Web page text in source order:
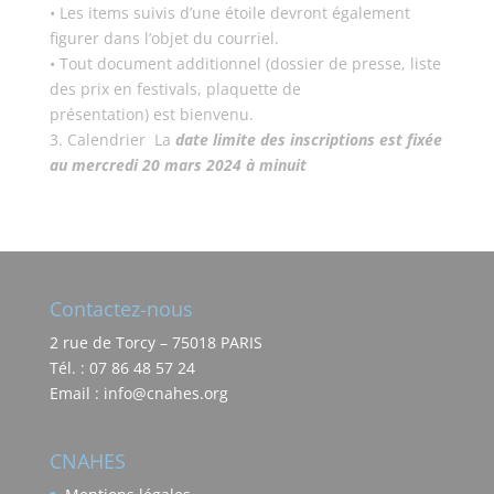
• Les items suivis d’une étoile devront également
figurer dans l’objet du courriel.
• Tout document additionnel (dossier de presse, liste
des prix en festivals, plaquette de
présentation) est bienvenu.
3. Calendrier La date limite des inscriptions est fixée
au mercredi 20 mars 2024 à minuit
Contactez-nous
2 rue de Torcy – 75018 PARIS
Tél. : 07 86 48 57 24
Email : info@cnahes.org
CNAHES